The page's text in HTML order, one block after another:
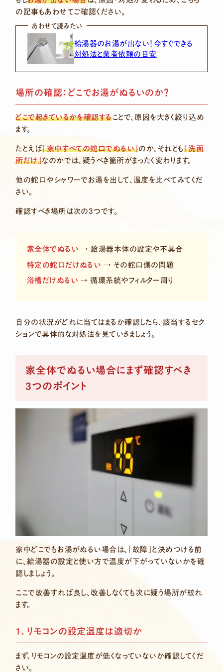
の記事もあわせてご確認ください。
あわせて読みたい
給湯器のお湯が出ない！今すぐできる
対処法と業者依頼の目安
場所の確認：どこでお湯がぬるいのか？
どこで起きているかを確認することで、原因を大きく絞り込め
ます。
たとえば「家中すべての蛇口でぬるい」のか、それとも 「洗面
所だけ」なのかでは、疑うべき箇所がまったく変わります。
他の蛇口やシャワーでお湯を出して、温度を比べてみてくだ
さい。
確認すべき場所は次の3つです。
家全体でぬるい → 給湯器本体の設定や不具合
特定の蛇口だけぬるい → その蛇口側の問題
浴槽だけぬるい → 循環系統やフィルター周り
自分の状況がどれに当てはまるか確認したら、該当するセク
ションで具体的な対処法を見ていきましょう。
家全体でぬるい場合にまず確認すべき
3つのポイント
家中どこでもお湯がぬるい場合は、「故障」と決めつける前
に、給湯器の設定と使い方で温度が下がっていないかを確
認しましょう。
ここで改善すれば良し、改善しなくても次に疑う場所が絞れ
ます。
1. リモコンの設定温度は適切か
まず、リモコンの設定温度が低くなっていないか確認してくだ
さい。